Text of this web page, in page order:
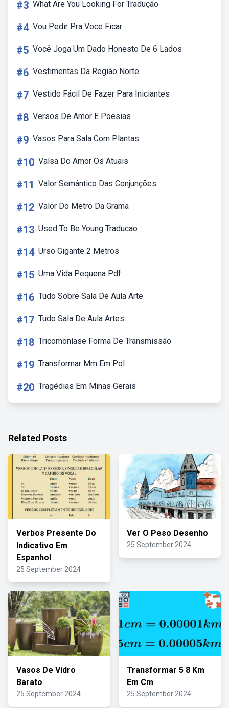
#3 What Are You Looking For Tradução
#4 Vou Pedir Pra Voce Ficar
#5 Você Joga Um Dado Honesto De 6 Lados
#6 Vestimentas Da Região Norte
#7 Vestido Fácil De Fazer Para Iniciantes
#8 Versos De Amor E Poesias
#9 Vasos Para Sala Com Plantas
#10 Valsa Do Amor Os Atuais
#11 Valor Semântico Das Conjunções
#12 Valor Do Metro Da Grama
#13 Used To Be Young Traducao
#14 Urso Gigante 2 Metros
#15 Uma Vida Pequena Pdf
#16 Tudo Sobre Sala De Aula Arte
#17 Tudo Sala De Aula Artes
#18 Tricomoníase Forma De Transmissão
#19 Transformar Mm Em Pol
#20 Tragédias Em Minas Gerais
Related Posts
Verbos Presente Do
Indicativo Em
Espanhol
25 September 2024
Ver O Peso Desenho
25 September 2024
Vasos De Vidro
Barato
25 September 2024
Transformar 5 8 Km
Em Cm
25 September 2024